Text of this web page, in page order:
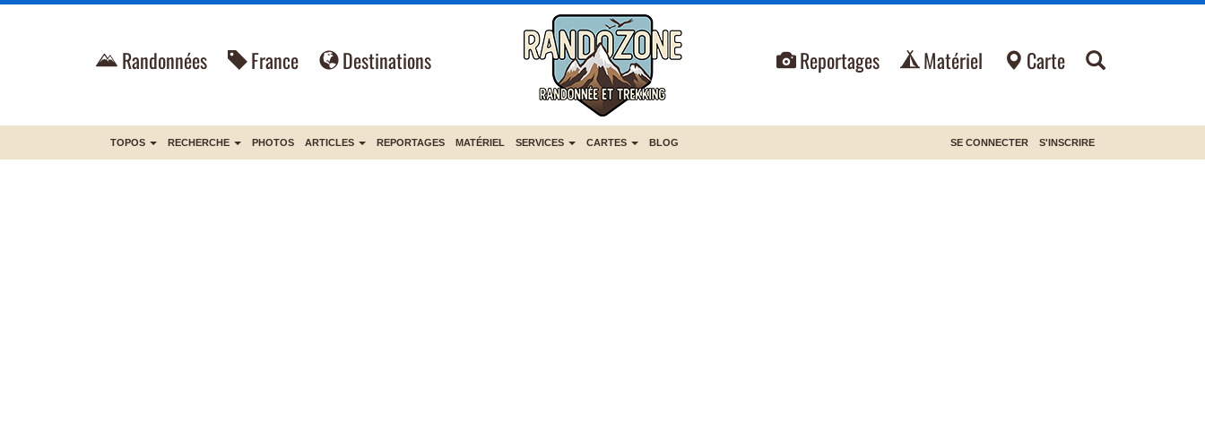
Randonnées France Destinations Reportages Matériel Carte
TOPOS RECHERCHE PHOTOS ARTICLES REPORTAGES MATÉRIEL SERVICES CARTES BLOG SE CONNECTER S'INSCRIRE